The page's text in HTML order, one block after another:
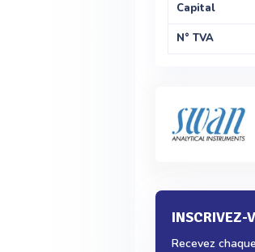
Capital
N° TVA
INSCRIVEZ-
Recevez